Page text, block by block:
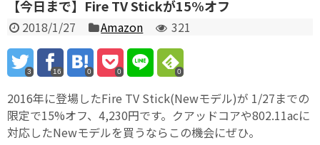
【今日まで】Fire TV Stickが15%オフ
2018/1/27 Amazon 321
3 16 0 0 0
2016年に登場したFire TV Stick(Newモデル)が 1/27までの
限定で15%オフ、4,230円です。クアッドコアや802.11acに
対応したNewモデルを買うならこの機会にぜひ。